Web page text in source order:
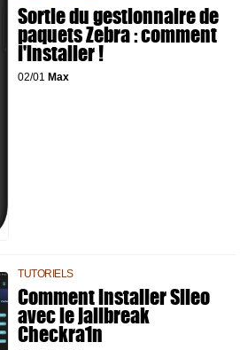
Sortie du gestionnaire de
paquets Zebra : comment
l'installer !
02/01 Max
TUTORIELS
Comment installer Sileo
avec le jailbreak
Checkra1n